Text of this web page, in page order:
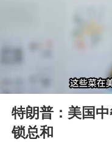
Play
00:00
特朗普：美国
锁总和